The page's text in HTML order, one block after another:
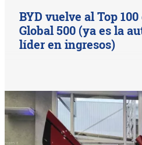
BYD vuelve al Top
Global 500 (ya es la
líder en ingresos)